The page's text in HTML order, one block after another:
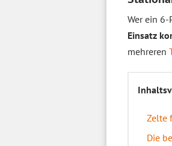
Wer ein
Einsatz
mehreren
Zelte
Die